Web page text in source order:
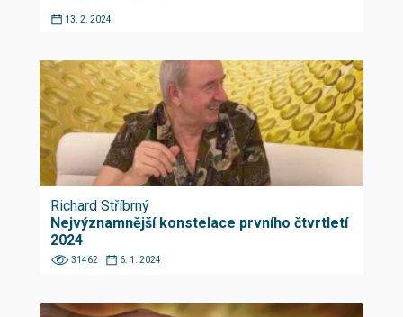
13. 2. 2024
Richard Stříbrný
Nejvýznamnější konstelace prvního čtvrtletí
2024
31462 6. 1. 2024